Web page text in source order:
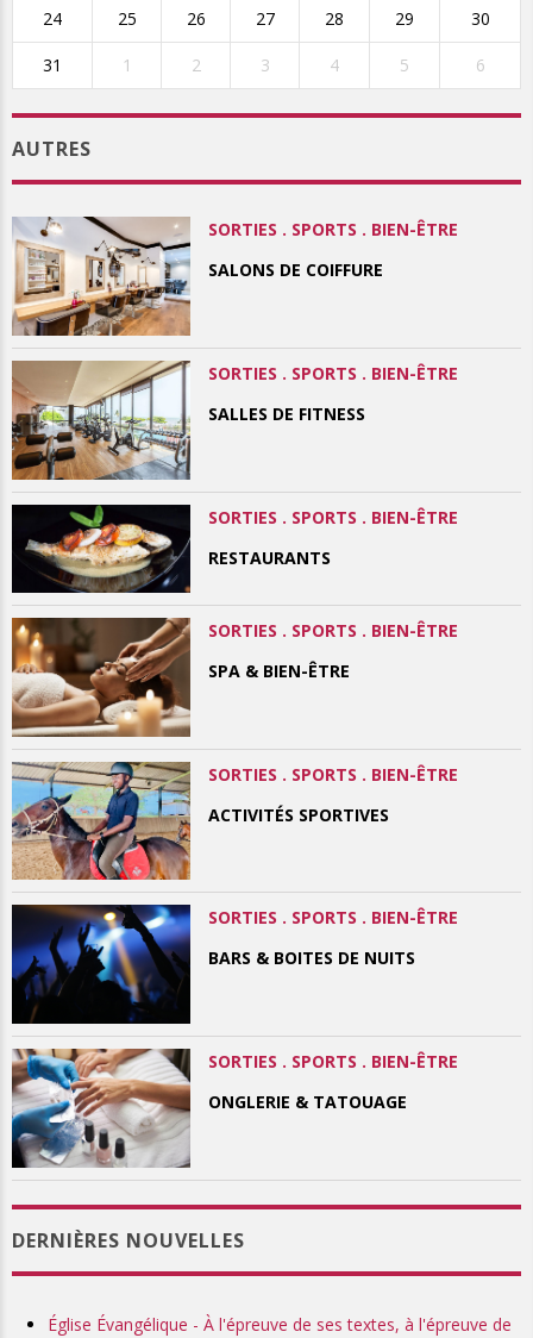
24 25 26 27 28 29 30
31 1 2 3 4 5 6
AUTRES
SORTIES . SPORTS . BIEN-ÊTRE
SALONS DE COIFFURE
SORTIES . SPORTS . BIEN-ÊTRE
SALLES DE FITNESS
SORTIES . SPORTS . BIEN-ÊTRE
RESTAURANTS
SORTIES . SPORTS . BIEN-ÊTRE
SPA & BIEN-ÊTRE
SORTIES . SPORTS . BIEN-ÊTRE
ACTIVITÉS SPORTIVES
SORTIES . SPORTS . BIEN-ÊTRE
BARS & BOITES DE NUITS
SORTIES . SPORTS . BIEN-ÊTRE
ONGLERIE & TATOUAGE
DERNIÈRES NOUVELLES
Église Évangélique - À l'épreuve de ses textes, à l'épreuve de